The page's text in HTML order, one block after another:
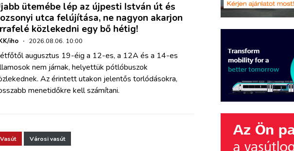
ütemébe lép az újpesti István út és
utca felújítása, ne nagyon akarjon
közlekedni egy bő hétig!
iho · 2026.08.06. 10:00
augusztus 19-éig a 12-es, a 12A és a 14-es
nem járnak, helyettük pótlóbuszok
Az érintett utakon jelentős torlódásokra,
menetidőkre kell számítani.
Vasút Városi vasút